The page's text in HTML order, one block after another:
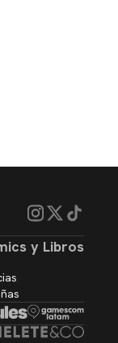
y Libros